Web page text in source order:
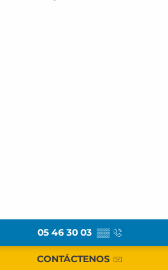
05 46 30 03 ▒▒
CONTÁCTENOS